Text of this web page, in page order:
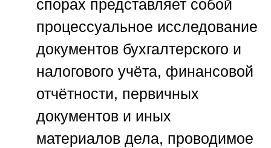
спорах представляет собой
процессуальное исследование
документов бухгалтерского и
налогового учёта, финансовой
отчётности, первичных
документов и иных
материалов дела, проводимое